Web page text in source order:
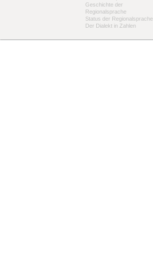
Geschichte der
Regionalsprache
Status der Regionalsprache
Der Dialekt in Zahlen